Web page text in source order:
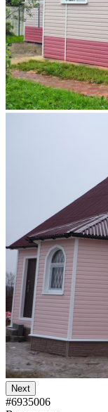
Next
#6935006